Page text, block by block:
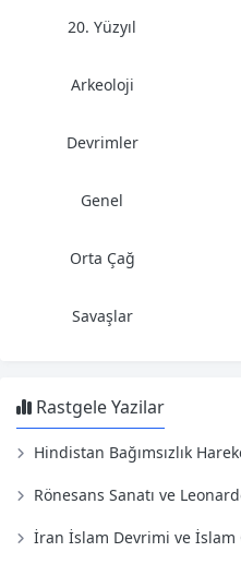
20. Yüzyıl
Arkeoloji
Devrimler
Genel
Orta Çağ
Savaşlar
Rastgele Yazilar
Hindistan Bağımsızlık
Rönesans Sanatı ve
İran İslam Devrimi ve İslam